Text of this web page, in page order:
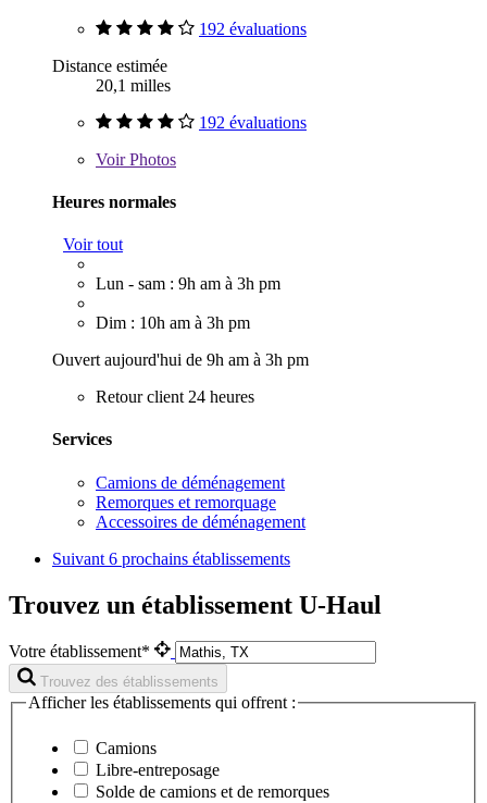
192 évaluations
Distance estimée
20,1 milles
192 évaluations
VoirPhotos
Heures normales
Voir tout
Lun - sam : 9h am à 3h pm
Dim : 10h am à 3h pm
Ouvert aujourd'hui de 9h am à 3h pm
Retour client 24 heures
Services
Camions de déménagement
Remorques et remorquage
Accessoires de déménagement
Suivant 6 prochains établissements
Trouvez un établissement U-Haul
Votre établissement*
Trouvez des établissements
Afficher les établissements qui offrent :
Camions
Libre-entreposage
Solde de camions et de remorques